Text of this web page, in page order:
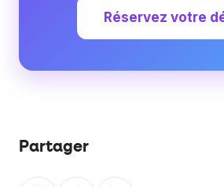
Réservez votre
Partager